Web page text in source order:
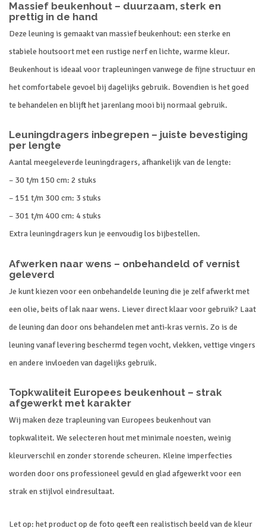
Massief beukenhout – duurzaam, sterk en
prettig in de hand
Deze leuning is gemaaktvanmassiefbeukenhout: eensterke en
stabiele houtsoortmeteen rustige nerfenlichte, warme kleur.
Beukenhout is ideaalvoortrapleuningenvanwege de fijne structuuren
hetcomfortabele gevoelbijdagelijks gebruik. Bovendien is hetgoed
te behandelenenblijfthetjarenlangmooibijnormaalgebruik.
Leuningdragers inbegrepen – juiste bevestiging
per lengte
Aantalmeegeleverde leuningdragers, afhankelijkvande lengte:
– 30 t/m 150 cm: 2 stuks
– 151 t/m 300 cm: 3 stuks
– 301 t/m 400 cm: 4stuks
Extraleuningdragers kunje eenvoudiglos bijbestellen.
Afwerken naar wens – onbehandeld of vernist
geleverd
Je kuntkiezenvooreenonbehandelde leuningdie je zelfafwerktmet
eenolie, beits oflaknaarwens. Lieverdirectklaarvoorgebruik? Laat
de leuningdandoorons behandelenmet anti-kras vernis. Zo is de
leuningvanafleveringbeschermdtegenvocht, vlekken, vettige vingers
enandere invloedenvandagelijks gebruik.
Topkwaliteit Europees beukenhout – strak
afgewerkt met karakter
Wijmakendeze trapleuningvan Europees beukenhoutvan
topkwaliteit. We selecterenhoutmetminimale noesten, weinig
kleurverschilenzonderstorende scheuren. Kleine imperfecties
wordendoorons professioneelgevuldengladafgewerktvooreen
strakenstijlvoleindresultaat.
Letop: hetproductop de foto geefteen realistischbeeldvande kleur